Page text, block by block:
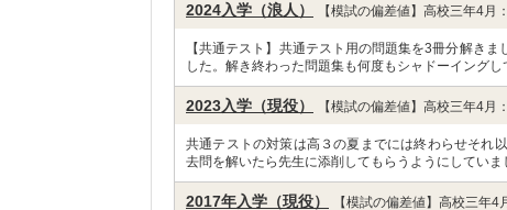
2024入学（浪人） 【模試の偏差値】高校三年4
【共通テスト】共通テスト用の問題集を3冊分解き
した。解き終わった問題集も何度もシャドーイング
2023入学（現役） 【模試の偏差値】高校三年4
共通テストの対策は高３の夏までには終わらせそれ
去問を解いたら先生に添削してもらうようにしてい
2017年入学（現役） 【模試の偏差値】高校三年